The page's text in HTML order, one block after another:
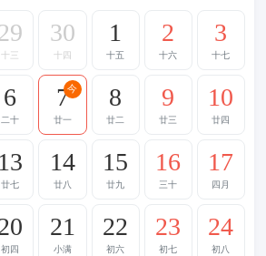
十三
30
十四
1
十五
2
十六
3
十七
6
二十
7
廿一
今 8
廿二
9
廿三
10
廿四
13
廿七
14
廿八
15
廿九
16
三十
17
四月
初四
21
小满
22
初六
23
初七
24
初八